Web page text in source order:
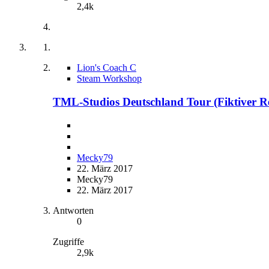
2,4k
Lion's Coach C
Steam Workshop
TML-Studios Deutschland Tour (Fiktiver
Mecky79
22. März 2017
Mecky79
22. März 2017
Antworten
0
Zugriffe
2,9k